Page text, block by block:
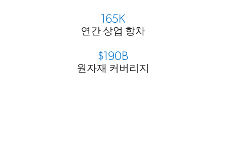
165K
연간 상업 항차
$190B
원자재 커버리지